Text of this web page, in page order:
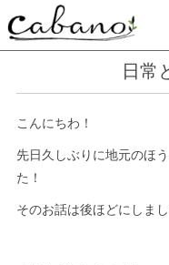
日常
こんにちわ！
先日久しぶりに地元のほ
た！
そのお話は後ほどにしま